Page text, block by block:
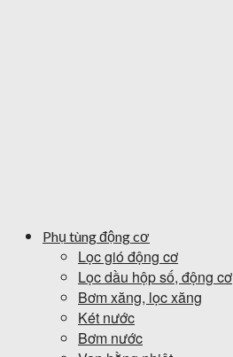
Phụ tùng động cơ
Lọc gió động cơ
Lọc dầu hộp số, động cơ
Bơm xăng, lọc xăng
Két nước
Bơm nước